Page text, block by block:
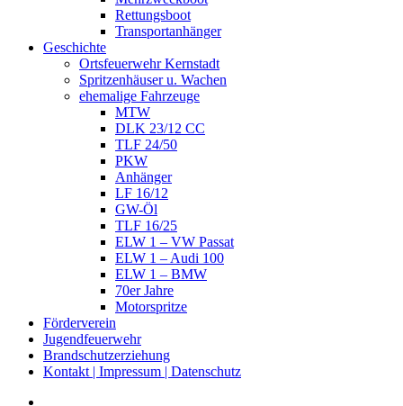
Rettungsboot
Transportanhänger
Geschichte
Ortsfeuerwehr Kernstadt
Spritzenhäuser u. Wachen
ehemalige Fahrzeuge
MTW
DLK 23/12 CC
TLF 24/50
PKW
Anhänger
LF 16/12
GW-Öl
TLF 16/25
ELW 1 – VW Passat
ELW 1 – Audi 100
ELW 1 – BMW
70er Jahre
Motorspritze
Förderverein
Jugendfeuerwehr
Brandschutzerziehung
Kontakt | Impressum | Datenschutz